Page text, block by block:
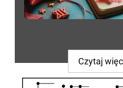
Czytaj